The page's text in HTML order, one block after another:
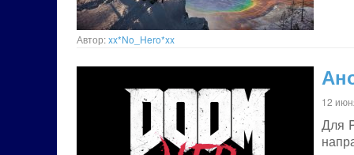
Автор:xx*No_Hero*xx
12
Для